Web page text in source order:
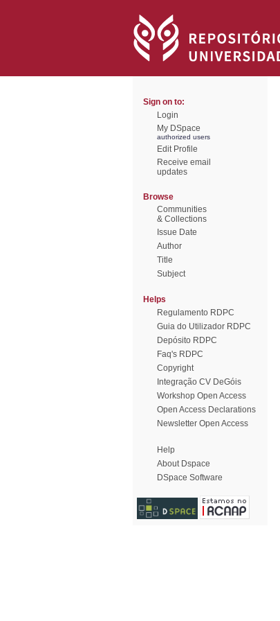
Sign on to:
Login
My DSpace
authorized users
Edit Profile
Receive email
updates
Browse
Communities
& Collections
Issue Date
Author
Title
Subject
Helps
Regulamento RDPC
Guia do Utilizador RDPC
Depósito RDPC
Faq's RDPC
Copyright
Integração CV DeGóis
Workshop Open Access
Open Access Declarations
Newsletter Open Access
Help
About Dspace
DSpace Software